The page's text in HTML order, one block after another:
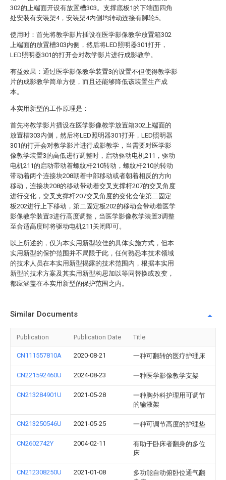
302的上端面开设有放置槽303。支撑底板1的下端面四角
处安装有安装架4，安装架4内侧均转动连接有脚轮5。
使用时：首先将教学影片插设在医学影像教学放置箱302
上端面的放置槽303内侧，然后将LED照明器301打开，
LED照明器301的打开会对教学影片进行成影教学。
有益效果：通过医学影像教学装置3的设置不但使得教学影
片的成影教学简单方便，而且还能够降低该装置生产成
本。
本实用新型的工作原理是：
首先将教学影片插设在医学影像教学放置箱302上端面的
放置槽303内侧，然后将LED照明器301打开，LED照明器
301的打开会对教学影片进行成影教学，当需要对医学影
像教学装置3的高低进行调整时，启动驱动电机211，驱动
电机211的启动带动着螺纹杆210转动，螺纹杆210的转动
带动着两个连接块208朝着中部移动或者朝着相反的方向
移动，连接块208的移动带动着交叉支撑杆207的交叉角度
进行变化，交叉支撑杆207交叉角度的变化会使第二固定
板202进行上下移动，第二固定板202的移动会带动着医学
影像教学装置3进行高度调整，当医学影像教学装置3调整
至合适高度时将驱动电机211关闭即可。
以上所述的，仅为本实用新型较佳的具体实施方式，但本
实用新型的保护范围并不局限于此，任何熟悉本技术领域
的技术人员在本实用新型揭露的技术范围内，根据本实用
新型的技术方案及其实用新型构思加以等同替换或改变，
都应涵盖在本实用新型的保护范围之内。
Similar Documents
Publication Publication Date Title
CN111557810A 2020-08-21 一种可翻转的医疗护理床
CN221592460U 2024-08-23 一种医学影像教学支架
CN213284901U 2021-05-28
一种胸外科护理用可调节
的输液架
CN213250546U 2021-05-25 一种可调节高度的护理垫
CN2602742Y 2004-02-11
有助于卧床者翻身的多位
床
CN212308250U 2021-01-08
多功能自动俯卧位通气翻